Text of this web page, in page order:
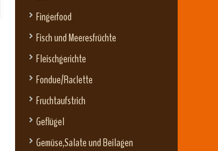
Fingerfood
Fisch und Meeresfrüchte
Fleischgerichte
Fondue/Raclette
Fruchtaufstrich
Geflügel
Gemüse,Salate und Beilagen